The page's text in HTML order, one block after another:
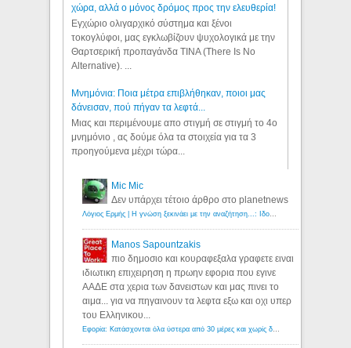
χώρα, αλλά ο μόνος δρόμος προς την ελευθερία!
Εγχώριο ολιγαρχικό σύστημα και ξένοι
τοκογλύφοι, μας εγκλωβίζουν ψυχολογικά με την
Θαρτσερική προπαγάνδα TINA (There Is No
Alternative). ...
Μνημόνια: Ποια μέτρα επιβλήθηκαν, ποιοι μας
δάνεισαν, πού πήγαν τα λεφτά...
Μιας και περιμένουμε απο στιγμή σε στιγμή το 4ο
μνημόνιο , ας δούμε όλα τα στοιχεία για τα 3
προηγούμενα μέχρι τώρα...
Mic Mic
Δεν υπάρχει τέτοιο άρθρο στο planetnews
Manos Sapountzakis
πιο δημοσιο και κουραφεξαλα γραφετε ειναι
ιδιωτικη επιχειρηση η πρωην εφορια που εγινε
ΑΑΔΕ στα χερια των δανειστων και μας πινει το
αιμα... για να πηγαινουν τα λεφτα εξω και οχι υπερ
του Ελληνικου...